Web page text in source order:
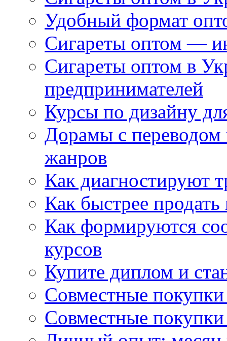
Удобный формат
Сигареты оптом —
Сигареты оптом в
предпринимателей
Курсы по дизайну
Дорамы с переводом
жанров
Как диагностируют
Как быстрее
Как формируются
курсов
Купите диплом и
Совместные
Совместные покупки